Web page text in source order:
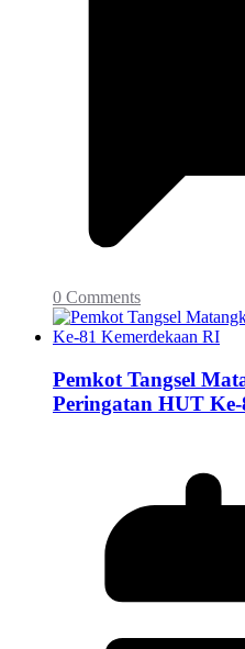
0 Comments
Pemkot Tangsel
Peringatan HUT